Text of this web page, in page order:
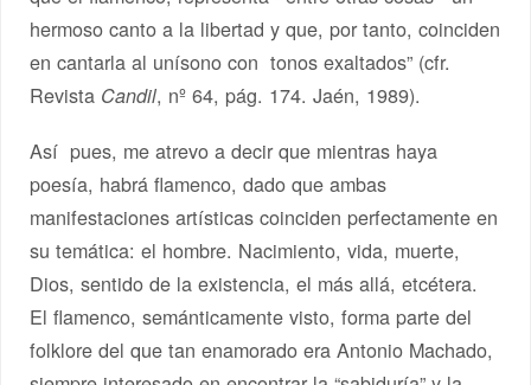
hermoso canto a la libertad y que, por tanto, coinciden
en cantarla al unísono con tonos exaltados” (cfr.
Revista Candil, nº 64, pág. 174. Jaén, 1989).
Así pues, me atrevo a decir que mientras haya
poesía, habrá flamenco, dado que ambas
manifestaciones artísticas coinciden perfectamente en
su temática: el hombre. Nacimiento, vida, muerte,
Dios, sentido de la existencia, el más allá, etcétera.
El flamenco, semánticamente visto, forma parte del
folklore del que tan enamorado era Antonio Machado,